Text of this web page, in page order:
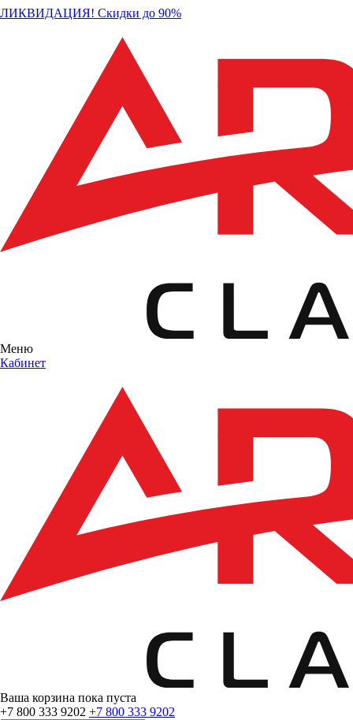
ЛИКВИДАЦИЯ! Скидки до 90%
Меню
Кабинет
Ваша корзина пока пуста
+7 800 333 9202 +7 800 333 9202